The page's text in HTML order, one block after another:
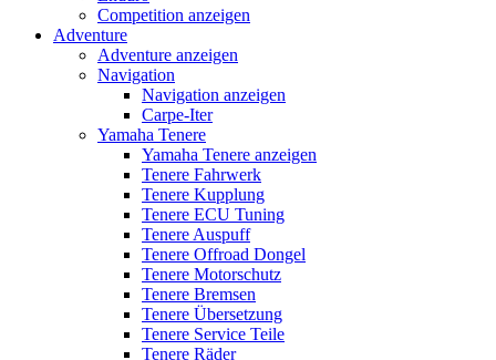
Competition anzeigen
Adventure
Adventure anzeigen
Navigation
Navigation anzeigen
Carpe-Iter
Yamaha Tenere
Yamaha Tenere anzeigen
Tenere Fahrwerk
Tenere Kupplung
Tenere ECU Tuning
Tenere Auspuff
Tenere Offroad Dongel
Tenere Motorschutz
Tenere Bremsen
Tenere Übersetzung
Tenere Service Teile
Tenere Räder